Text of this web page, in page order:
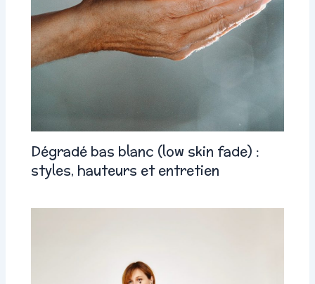
Dégradé bas blanc (low skin fade) :
styles, hauteurs et entretien